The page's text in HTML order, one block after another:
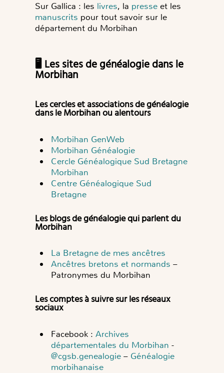
Sur Gallica : les livres, la presse et les
manuscrits pour tout savoir sur le
département du Morbihan
🖥️ Les sites de généalogie dans le
Morbihan
Les cercles et associations de généalogie
dans le Morbihan ou alentours
Morbihan GenWeb
Morbihan Généalogie
Cercle Généalogique Sud Bretagne
Morbihan
Centre Généalogique Sud
Bretagne
Les blogs de généalogie qui parlent du
Morbihan
La Bretagne de mes ancêtres
Ancêtres bretons et normands –
Patronymes du Morbihan
Les comptes à suivre sur les réseaux
sociaux
Facebook :Archives
départementales du Morbihan -
@cgsb.genealogie – Généalogie
morbihanaise